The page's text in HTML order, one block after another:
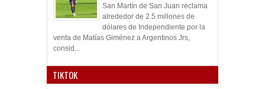
San Martín de San Juan reclama
alrededor de 2.5 millones de
dólares de Independiente por la
venta de Matías Giménez a Argentinos Jrs,
consid...
TIKTOK